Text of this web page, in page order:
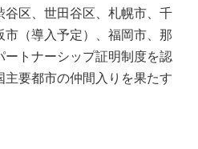
区、世田谷区、札幌市、千
（導入予定）、福岡市、那
ートナーシップ証明制度を認
要都市の仲間入りを果たす